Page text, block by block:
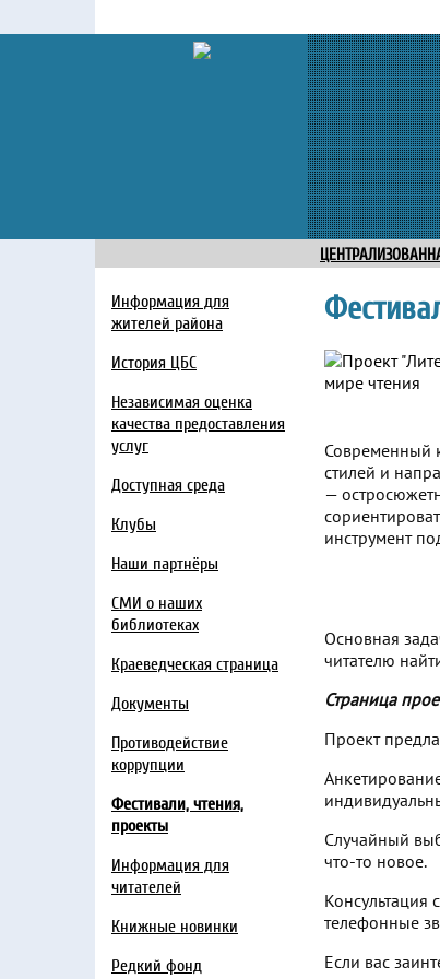
Информация для
жителей района
История ЦБС
Независимая оценка
качества предоставления
услуг
Доступная среда
Клубы
Наши партнёры
СМИ о наших
библиотеках
Краеведческая страница
Документы
Противодействие
коррупции
Фестивали, чтения,
проекты
Информация для
читателей
Книжные новинки
Редкий фонд
Современный
стилей и
—
инструмент
Основная
читателю
Страница
Проект
Случайный
что-то новое.
телефонные
Если вас